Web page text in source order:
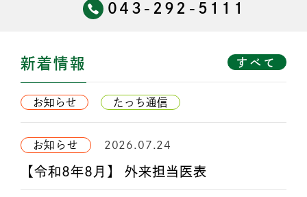
043-292-5111
新着情報 すべて
お知らせ たっち通信
お知らせ 2026.07.24
【令和8年8月】 外来担当医表